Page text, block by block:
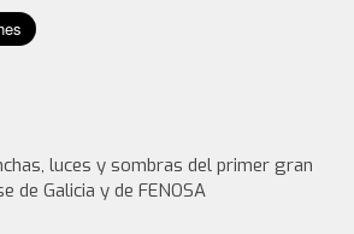
luces y sombras del primer gran
de Galicia y de FENOSA